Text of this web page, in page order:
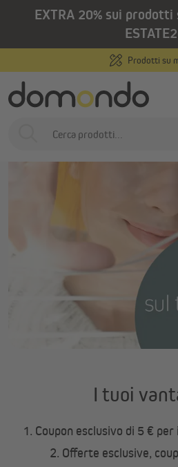
principale
EXTRA 20% sui prodotti
Prodotti su
Newsletter
I tuoi
1. Coupon esclusivo di 5 €
2. Offerte esclusive,